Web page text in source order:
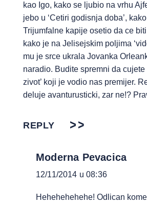
kao Igo, kako se ljubio na vrhu
jebo u ‘Cetiri godisnja doba’,
Trijumfalne kapije osetio da ce
kako je na Jelisejskim poljima
mu je srce ukrala Jovanka
naradio. Budite spremni da cujete
zivot’ koji je vodio nas premijer.
deluje avanturusticki, zar ne!?
REPLY
Moderna Pevacica
12/11/2014 u 08:36
Hehehehehehe! Odlican